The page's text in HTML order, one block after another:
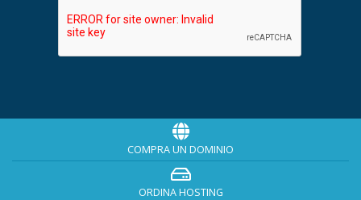
COMPRA UN DOMINIO
ORDINA HOSTING